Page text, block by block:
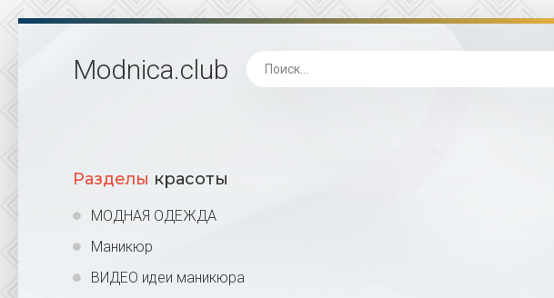
Modnica.club
Разделы красоты
МОДНАЯ ОДЕЖДА
Маникюр
ВИДЕО идеи маникюра